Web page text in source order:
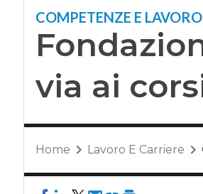
COMPETENZE E LAVORO
via ai
Home Lavoro E Carriere